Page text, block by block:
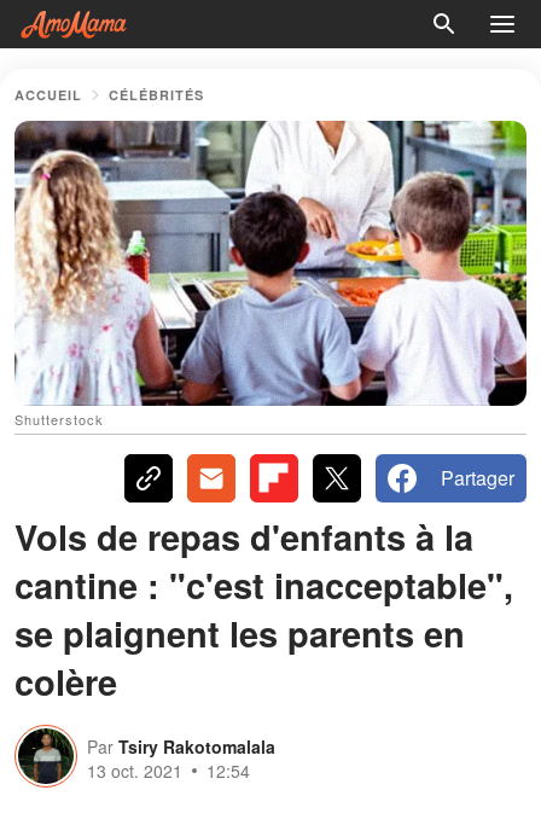
ACCUEIL CÉLÉBRITÉS
Shutterstock
Partager
Vols de repas d'enfants à la
cantine : "c'est inacceptable",
se plaignent les parents en
colère
Par Tsiry Rakotomalala
13 oct. 2021
12:54